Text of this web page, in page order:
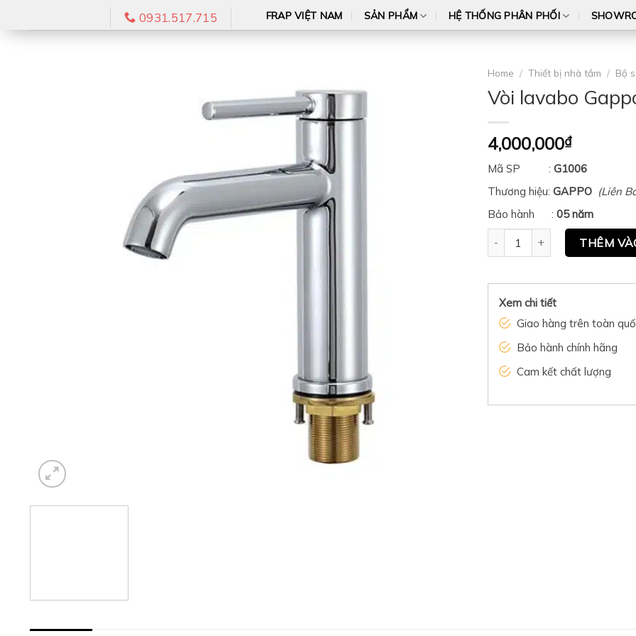
0931.517.715 FRAP VIỆT NAM SẢN PHẨM HỆ THỐNG PHÂN PHỐI
Home / Thiết bị nhà tắm / Bộ
Vòi lavabo
4,000,000₫
Mã SP : G1006
Thương hiệu: GAPPO (Liên
Bảo hành : 05 năm
Vòi lavabo Gappo G1006
THÊM
Xem chi tiết
Giao hàng trên toàn
Bảo hành chính hãng
Cam kết chất lượng